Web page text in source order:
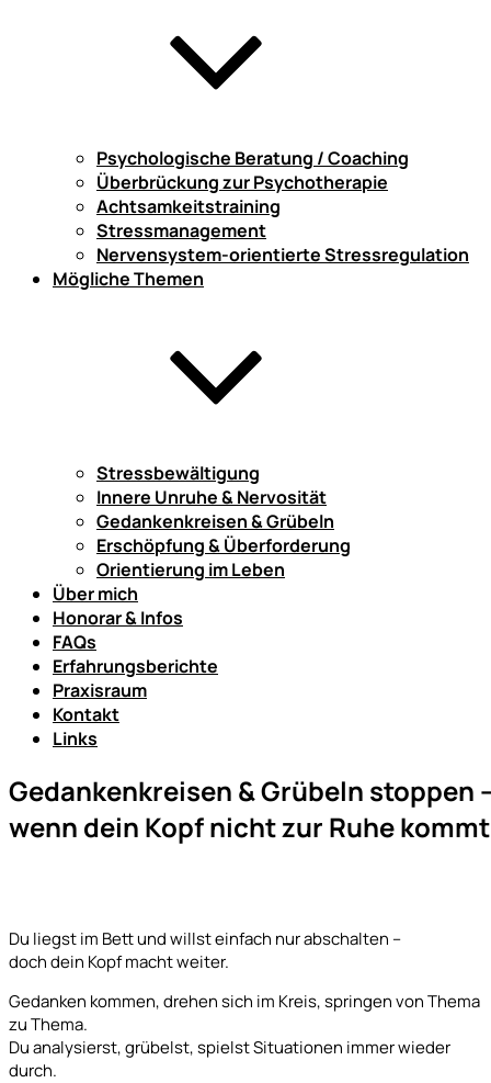
Psychologische Beratung / Coaching
Überbrückung zur Psychotherapie
Achtsamkeitstraining
Stressmanagement
Nervensystem-orientierte Stressregulation
Mögliche Themen
Stressbewältigung
Innere Unruhe & Nervosität
Gedankenkreisen & Grübeln
Erschöpfung & Überforderung
Orientierung im Leben
Über mich
Honorar & Infos
FAQs
Erfahrungsberichte
Praxisraum
Kontakt
Links
Gedankenkreisen & Grübeln stoppen
wenn dein Kopf nicht zur Ruhe kommt
Du liegst im Bett und willst einfach nur abschalten –
doch dein Kopf macht weiter.
Gedanken kommen, drehen sich im Kreis, springen von Thema
zu Thema.
Du analysierst, grübelst, spielst Situationen immer wieder
durch.